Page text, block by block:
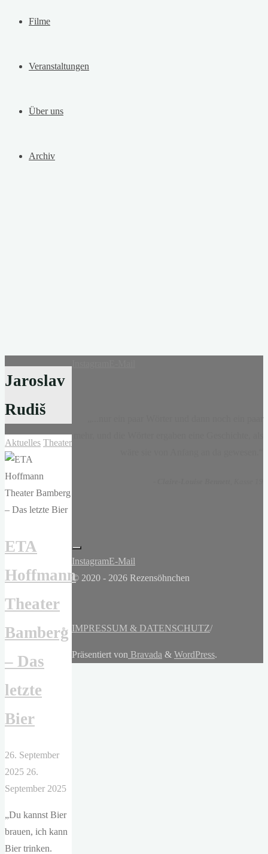
Filme
Veranstaltungen
Über uns
Archiv
Jaroslav
Rudiš
Aktuelles Theater
ETA
Hoffmann
Theater
Bamberg
– Das
letzte
Bier
26. September
2025 26.
September 2025
„Du kannst Bier
brauen, ich kann
Bier trinken.
InstagramE-Mail
© 2020 - 2026 Rezensöhnchen
IMPRESSUM & DATENSCHUTZ/
Präsentiert von Bravada & WordPress.